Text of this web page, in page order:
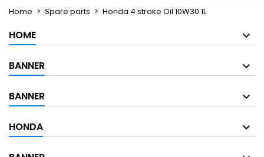
Home Spare parts Honda 4 stroke Oil 10W30 1L
HOME
BANNER
BANNER
HONDA
Cancel Create wishlist